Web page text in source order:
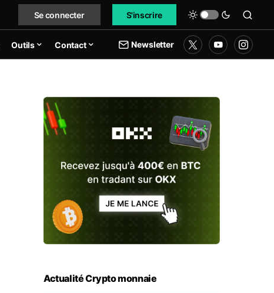
Se connecter S'inscrire
Outils Contact Newsletter
Actualité Crypto monnaie